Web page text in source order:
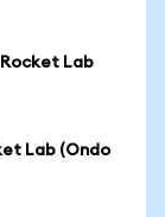
Lab
Lab (Ondo